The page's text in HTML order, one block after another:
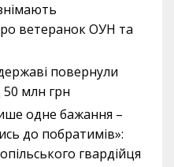
ветеранок ОУН та
повернули
млн грн
одне бажання –
до побратимів»:
гвардійця